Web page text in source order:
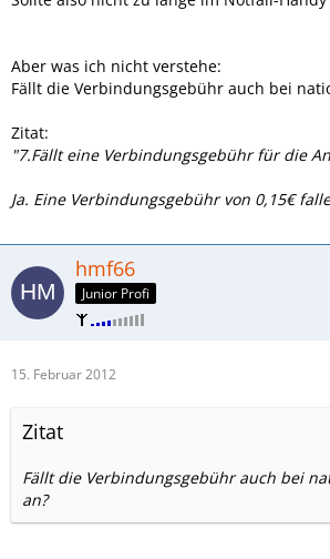
Aber was ich nicht verstehe:
Fällt die Verbindungsgebühr auch bei
Zitat:
"7.Fällt eine Verbindungsgebühr für die
Ja. Eine Verbindungsgebühr von 0,15€
hmf66
Junior Profi
15. Februar 2012
Zitat
Fällt die Verbindungsgebühr auch bei
an?